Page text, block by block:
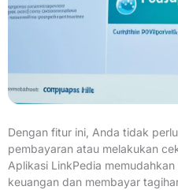
Dengan fitur ini, Anda tidak
pembayaran atau melakukan
Aplikasi LinkPedia
keuangan dan membayar